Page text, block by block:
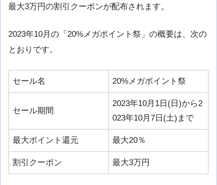
最大3万円の割引クーポンが配布されます。
2023年10月の「20%メガポイント祭」の概要は、次の
とおりです。
セール名 20%メガポイント祭
セール期間
2023年10月1日(日)から2
023年10月7日(土)まで
最大ポイント還元 最大20％
割引クーポン 最大3万円